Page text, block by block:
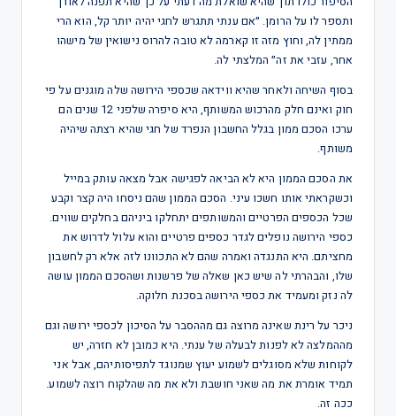
ותספר לו על הרומן. ״אם ענתי תתגרש לחגי יהיה יותר קל, הוא הרי
ממתין לה, וחוץ מזה זו קארמה לא טובה להרוס נישואין של מישהו
אחר, עזבי את זה״ המלצתי לה.
בסוף השיחה ולאחר שהיא ווידאה שכספי הירושה שלה מוגנים על פי
חוק ואינם חלק מהרכוש המשותף, היא סיפרה שלפני 12 שנים הם
ערכו הסכם ממון בגלל החשבון הנפרד של חגי שהיא רצתה שיהיה
משותף.
את הסכם הממון היא לא הביאה לפגישה אבל מצאה עותק במייל
וכשקראתי אותו חשכו עיני. הסכם הממון שהם ניסחו היה קצר וקבע
שכל הכספים הפרטיים והמשותפים יתחלקו ביניהם בחלקים שווים.
כספי הירושה נופלים לגדר כספים פרטיים והוא עלול לדרוש את
מחציתם. היא התנגדה ואמרה שהם לא התכוונו לזה אלא רק לחשבון
שלו, והבהרתי לה שיש כאן שאלה של פרשנות ושהסכם הממון עושה
לה נזק ומעמיד את כספי הירושה בסכנת חלוקה.
ניכר על רינת שאינה מרוצה גם מההסבר על הסיכון לכספי ירושה וגם
מההמלצה לא לפנות לבעלה של ענתי. היא כמובן לא חזרה, יש
לקוחות שלא מסוגלים לשמוע יעוץ שמנוגד לתפיסותיהם, אבל אני
תמיד אומרת את מה שאני חושבת ולא את מה שהלקוח רוצה לשמוע.
ככה זה.